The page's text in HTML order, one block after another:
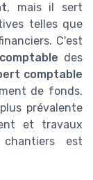
, mais il sert
telles que
C'est
comptable des
comptable
de fonds.
prévalente
et travaux
est